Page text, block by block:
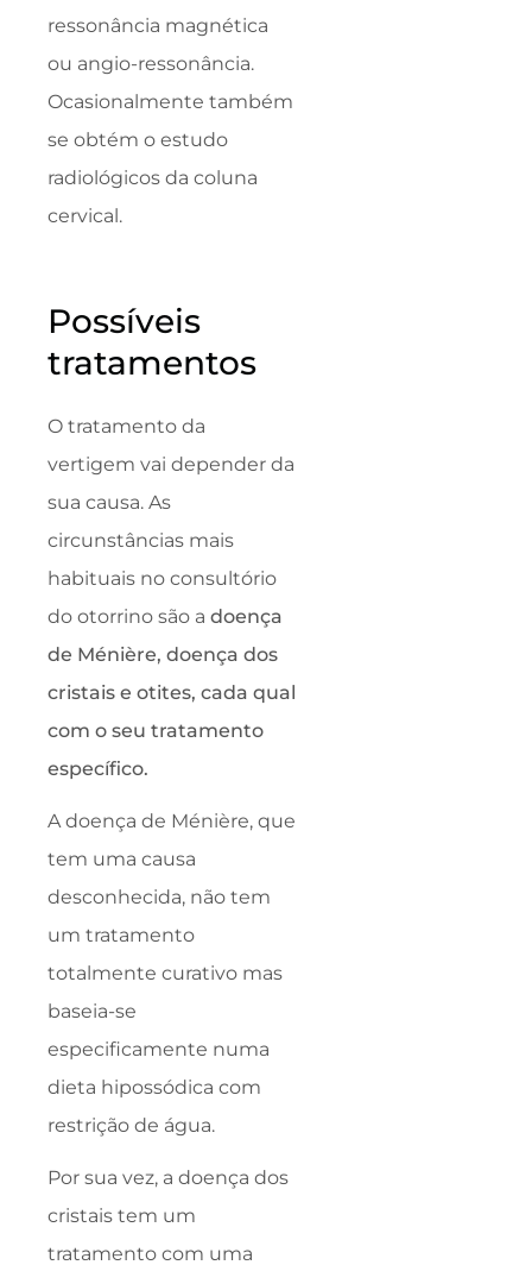
ressonância magnética
ou angio-ressonância.
Ocasionalmente também
se obtém o estudo
radiológicos da coluna
cervical.
Possíveis
tratamentos
O tratamento da
vertigem vai depender da
sua causa. As
circunstâncias mais
habituais no consultório
do otorrino são a doença
de Ménière, doença dos
cristais e otites, cada qual
com o seu tratamento
específico.
A doença de Ménière, que
tem uma causa
desconhecida, não tem
um tratamento
totalmente curativo mas
baseia-se
especificamente numa
dieta hipossódica com
restrição de água.
Por sua vez, a doença dos
cristais tem um
tratamento com uma